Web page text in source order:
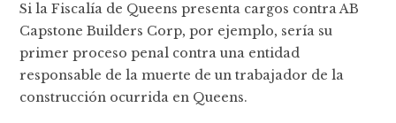
Si la Fiscalía de Queens presenta cargos contra AB
Capstone Builders Corp, por ejemplo, sería su
primer proceso penal contra una entidad
responsable de la muerte de un trabajador de la
construcción ocurrida en Queens.